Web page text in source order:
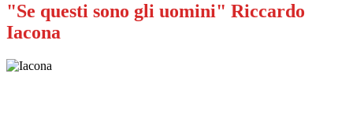
"Se questi sono gli uomini" Riccardo
Iacona